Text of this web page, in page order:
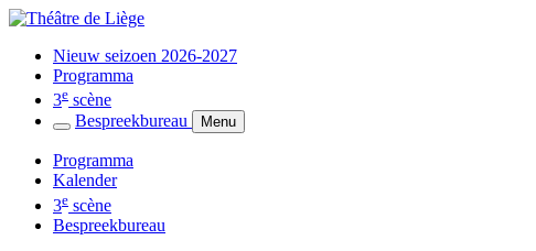
Nieuw seizoen 2026-2027
Programma
3e scène
Bespreekbureau
Menu
Programma
Kalender
3e scène
Bespreekbureau